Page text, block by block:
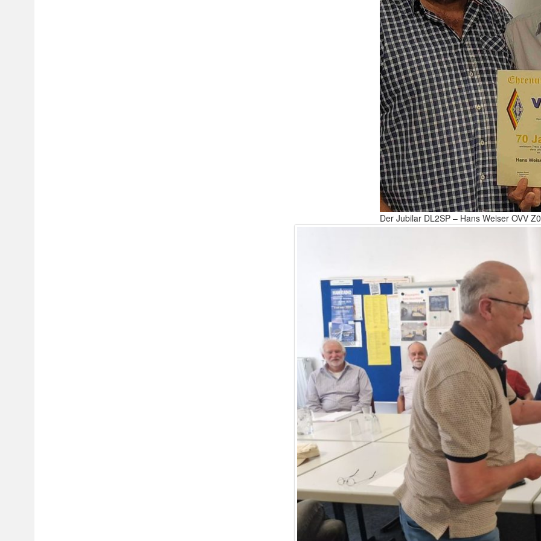
Der Jubilar DL2SP – Hans Weiser OVV